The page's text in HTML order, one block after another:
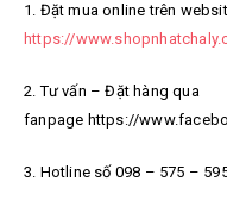
1. Đặt mua online trên
https://
2. Tư vấn – Đặt hàng qua
fanpage https://
3. Hotline số 098 – 575 –